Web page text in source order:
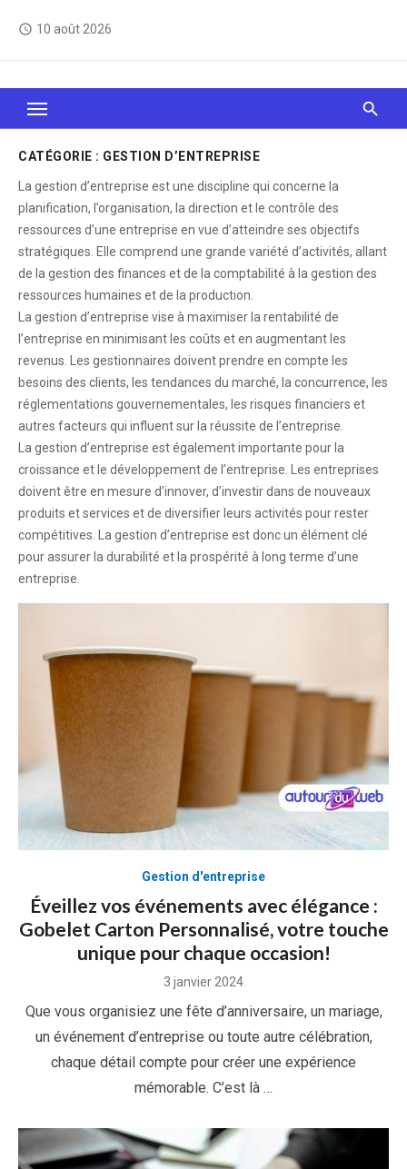
access_time 10 août 2026
Le Web, c'est comme une boîte de chocolats… On
sait jamais sur quoi on va tomber !
CATÉGORIE : GESTION D’ENTREPRISE
La gestion d’entreprise est une discipline qui concerne la
planification, l’organisation, la direction et le contrôle des
ressources d’une entreprise en vue d’atteindre ses objectifs
stratégiques. Elle comprend une grande variété d’activités, allant
de la gestion des finances et de la comptabilité à la gestion des
ressources humaines et de la production.
La gestion d’entreprise vise à maximiser la rentabilité de
l’entreprise en minimisant les coûts et en augmentant les
revenus. Les gestionnaires doivent prendre en compte les
besoins des clients, les tendances du marché, la concurrence, les
réglementations gouvernementales, les risques financiers et
autres facteurs qui influent sur la réussite de l’entreprise.
La gestion d’entreprise est également importante pour la
croissance et le développement de l’entreprise. Les entreprises
doivent être en mesure d’innover, d’investir dans de nouveaux
produits et services et de diversifier leurs activités pour rester
compétitives. La gestion d’entreprise est donc un élément clé
pour assurer la durabilité et la prospérité à long terme d’une
entreprise.
Gestion d'entreprise
Éveillez vos événements avec élégance :
Gobelet Carton Personnalisé, votre touche
unique pour chaque occasion!
Posted
3 janvier 2024
Que vous organisiez une fête d’anniversaire, un mariage,
un événement d’entreprise ou toute autre célébration,
chaque détail compte pour créer une expérience
mémorable. C’est là …